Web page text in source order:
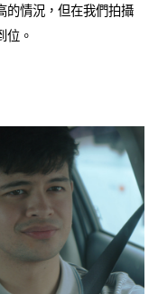
的情況，但在我們拍攝
位。